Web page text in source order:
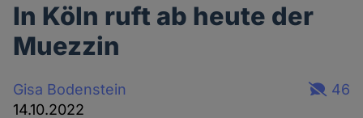
In Köln ruft ab heute der
Muezzin
Gisa Bodenstein
14.10.2022
46